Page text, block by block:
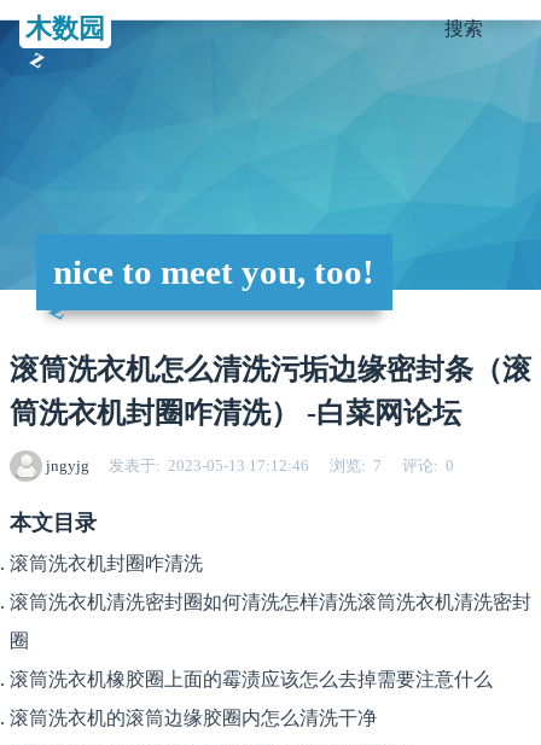
木数园 搜索
nice to meet you, too!
滚筒洗衣机怎么清洗污垢边缘密封条（滚
筒洗衣机封圈咋清洗） -白菜网论坛
jngyjg 发表于 2023-05-13 17:12:46 浏览 7 评论 0
本文目录
滚筒洗衣机封圈咋清洗
滚筒洗衣机清洗密封圈如何清洗怎样清洗滚筒洗衣机清洗密封
圈
滚筒洗衣机橡胶圈上面的霉渍应该怎么去掉需要注意什么
滚筒洗衣机的滚筒边缘胶圈内怎么清洗干净